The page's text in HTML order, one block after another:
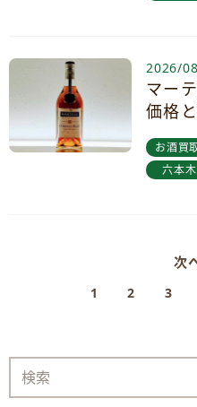
2026/
マー
価格
お酒買
六本
次
1 2 3